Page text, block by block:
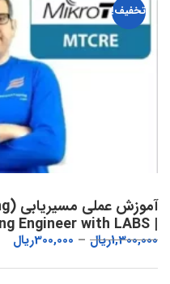
تخفیف!
| MikroTik Routing Engineer with LABS
1,300,000ریال 300,000ریال